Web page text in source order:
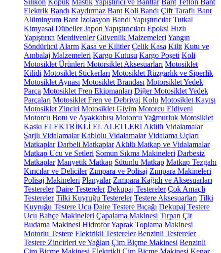
Silikon Köpük MastikYapıştırıcı ve Bantlar Bant Teflon Bant
Elektrik Bandı Kaydırmaz Bant Koli Bandı Çift Taraflı Bant
Alüminyum Bant İzolasyon Bandı Yapıştırıcılar Tutkal
Kimyasal Dübeller Japon Yapıştırıcıları Epoksi Hızlı
Yapıştırıcı Merdivenler Güvenlik Malzemeleri Yangın
Söndürücü Alarm Kasa ve Kilitler Çelik Kasa Kilit Kutu ve
Ambalaj Malzemeleri Kargo Kutusu Kargo Poşeti Koli
Motosiklet Ürünleri Motorsiklet Aksesuarları Motosiklet
Kilidi Motosiklet Stickerları Motosiklet Rüzgarlık ve Siperlik
Motosiklet Aynası Motosiklet Brandası Motorsiklet Yedek
Parça Motosiklet Fren Ekipmanları Diğer Motosiklet Yedek
Parçaları Motosiklet Fren ve Debriyaj Kolu Motosiklet Kayışı
Motosiklet Zinciri Motosiklet Giyim Motorcu Eldiveni
Motorcu Botu ve Ayakkabısı Motorcu Yağmurluk Motosiklet
Kaskı ELEKTRİKLİ EL ALETLERİ Akülü Vidalamalar
Şarjlı Vidalamalar Kablolu Vidalamalar Vidalama Uçları
Matkaplar Darbeli Matkaplar Akülü Matkap ve Vidalamalar
Matkap Ucu ve Setleri Somun Sıkma Makineleri Darbesiz
Matkaplar Manyetik Matkap Sütunlu Matkap Matkap Tezgahı
Kırıcılar ve Deliciler Zımpara ve Polisaj Zımpara Makineleri
Polisaj Makineleri Planyalar Zımpara Kağıdı ve Aksesuarları
Testereler Daire Testereler Dekupaj Testereler Çok Amaçlı
Testereler Tilki Kuyruğu Testereler Testere Aksesuarları Tilki
Kuyruğu Testere Ucu Daire Testere Bıçağı Dekupaj Testere
Ucu Bahçe Makineleri Çapalama Makinesi Tırpan Çit
Budama Makinesi HidroforYaprak Toplama Makinesi
Motorlu Testere Elektrikli Testereler Benzinli Testereler
Testere Zincirleri ve Yağları Çim Biçme Makinesi Benzinli
Çim Biçme Makinesi Elektrikli Çim Biçme Makinesi Kenar